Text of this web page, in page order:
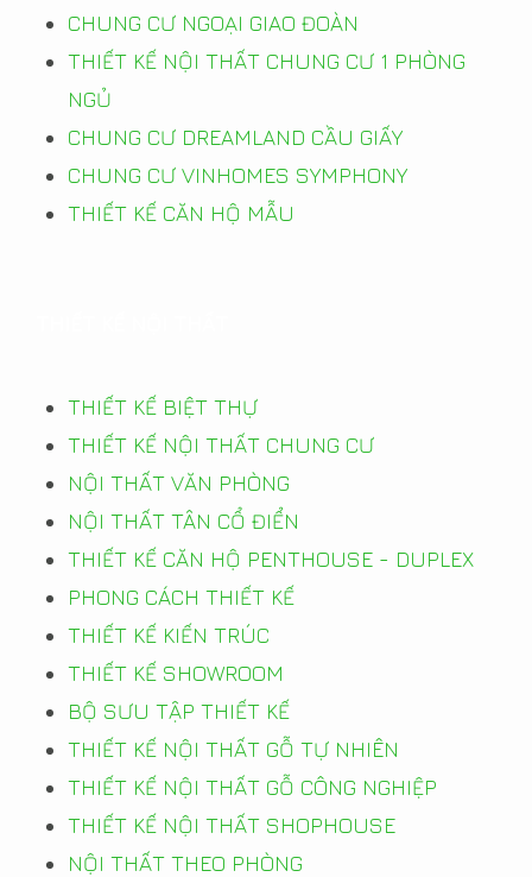
CHUNG CƯ NGOẠI GIAO ĐOÀN
THIẾT KẾ NỘI THẤT CHUNG CƯ 1 PHÒNG
NGỦ
CHUNG CƯ DREAMLAND CẦU GIẤY
CHUNG CƯ VINHOMES SYMPHONY
THIẾT KẾ CĂN HỘ MẪU
THIẾT KẾ BIỆT THỰ
THIẾT KẾ NỘI THẤT CHUNG CƯ
NỘI THẤT VĂN PHÒNG
NỘI THẤT TÂN CỔ ĐIỂN
THIẾT KẾ CĂN HỘ PENTHOUSE - DUPLEX
PHONG CÁCH THIẾT KẾ
THIẾT KẾ KIẾN TRÚC
THIẾT KẾ SHOWROOM
BỘ SƯU TẬP THIẾT KẾ
THIẾT KẾ NỘI THẤT GỖ TỰ NHIÊN
THIẾT KẾ NỘI THẤT GỖ CÔNG NGHIỆP
THIẾT KẾ NỘI THẤT SHOPHOUSE
NỘI THẤT THEO PHÒNG